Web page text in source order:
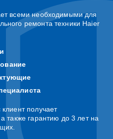
всеми необходимыми для
ремонта техники Haier
получает
также гарантию до 3 лет на